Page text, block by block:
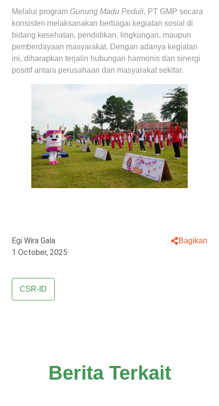
Melalui program Gunung Madu Peduli, PT GMP secara
konsisten melaksanakan berbagai kegiatan sosial di
bidang kesehatan, pendidikan, lingkungan, maupun
pemberdayaan masyarakat. Dengan adanya kegiatan
ini, diharapkan terjalin hubungan harmonis dan sinergi
positif antara perusahaan dan masyarakat sekitar.
Egi Wira Gala
1 October, 2025
CSR-ID
Bagikan
Berita Terkait